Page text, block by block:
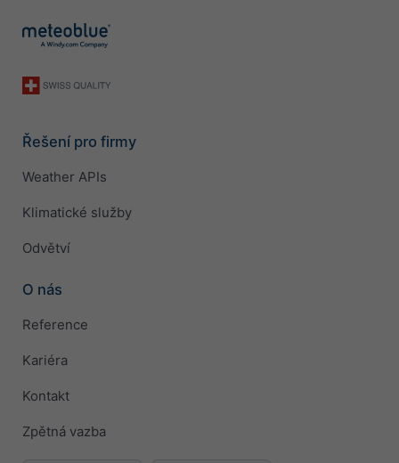
Řešení pro firmy
Weather APIs
Klimatické služby
Odvětví
O nás
Reference
Kariéra
Kontakt
Zpětná vazba